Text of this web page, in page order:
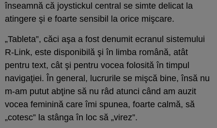
înseamnă că joystickul central se simte delicat la
atingere şi e foarte sensibil la orice mişcare.
„Tableta”, căci aşa a fost denumit ecranul sistemului
R-Link, este disponibilă şi în limba română, atât
pentru text, cât şi pentru vocea folosită în timpul
navigaţiei. În general, lucrurile se mişcă bine, însă nu
m-am putut abţine să nu râd atunci când am auzit
vocea feminină care îmi spunea, foarte calmă, să
„cotesc” la stânga în loc să „virez”.